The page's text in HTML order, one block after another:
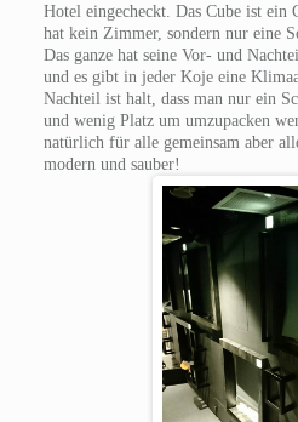
Hotel eingecheckt. Das Cube ist ein
hat kein Zimmer, sondern nur eine
Das ganze hat seine Vor- und
und es gibt in jeder Koje eine
Nachteil ist halt, dass man nur ein
und wenig Platz um umzupacken
natürlich für alle gemeinsam aber
modern und sauber!